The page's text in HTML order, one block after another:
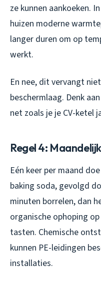
ze kunnen aankoeken.
huizen moderne
langer duren om op
werkt.
En nee, dit vervangt
beschermlaag. Denk
net zoals je je CV-ketel
Regel 4:
Eén keer per maand
baking soda, gevolgd
minuten borrelen, dan
organische ophoping
tasten. Chemische
kunnen PE-leidingen
installaties.